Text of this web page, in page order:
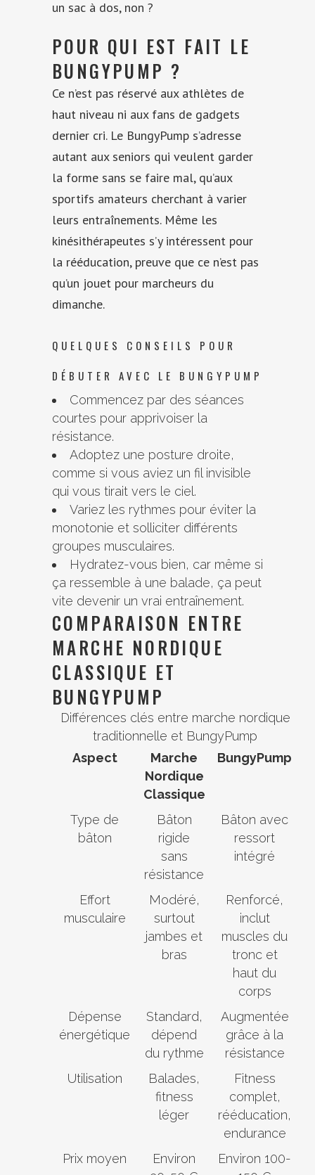
un sac à dos, non ?
POUR QUI EST FAIT LE
BUNGYPUMP ?
Ce n’est pas réservé aux athlètes de
haut niveau ni aux fans de gadgets
dernier cri. Le BungyPump s’adresse
autant aux seniors qui veulent garder
la forme sans se faire mal, qu’aux
sportifs amateurs cherchant à varier
leurs entraînements. Même les
kinésithérapeutes s’y intéressent pour
la rééducation, preuve que ce n’est pas
qu’un jouet pour marcheurs du
dimanche.
QUELQUES CONSEILS POUR
DÉBUTER AVEC LE BUNGYPUMP
Commencez par des séances
courtes pour apprivoiser la
résistance.
Adoptez une posture droite,
comme si vous aviez un fil invisible
qui vous tirait vers le ciel.
Variez les rythmes pour éviter la
monotonie et solliciter différents
groupes musculaires.
Hydratez-vous bien, car même si
ça ressemble à une balade, ça peut
vite devenir un vrai entraînement.
COMPARAISON ENTRE
MARCHE NORDIQUE
CLASSIQUE ET
BUNGYPUMP
Différences clés entre marche nordique
traditionnelle et BungyPump
Aspect
Marche
Nordique
Classique
BungyPump
Type de
bâton
Bâton
rigide
sans
résistance
Bâton avec
ressort
intégré
Effort
musculaire
Modéré,
surtout
jambes et
bras
Renforcé,
inclut
muscles du
tronc et
haut du
corps
Dépense
énergétique
Standard,
dépend
du rythme
Augmentée
grâce à la
résistance
Utilisation
Balades,
fitness
léger
Fitness
complet,
rééducation,
endurance
Prix moyen
Environ
Environ 100-